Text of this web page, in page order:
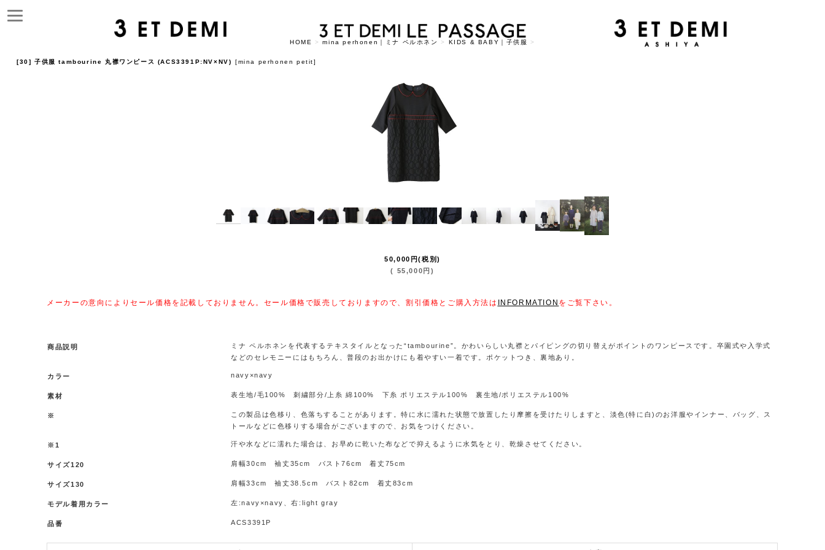
HOME > mina perhonen｜ミナ ペルホネン > KIDS & BABY｜子供服 >
[30] 子供服 tambourine 丸襟ワンピース (ACS3391P:NV×NV) [mina perhonen petit]
50,000 円(税別)
( 55,000 円 )
メーカーの意向によりセール価格を記載しておりません。セール価格で販売しておりますので、割引価格とご購入方法は INFORMATION をご覧下さい。
商品説明
ミナ ペルホネンを代表するテキスタイルとなった“tambourine”。かわいらしい丸襟とパイピングの切り替えがポイントのワンピースです。卒園式や入学式
などのセレモニーにはもちろん、普段のお出かけにも着やすい一着です。ポケットつき、裏地あり。
カラー navy×navy
素材 表生地/毛100% 刺繍部分/上糸 綿100% 下糸 ポリエステル100% 裏生地/ポリエステル100%
※
この製品は色移り、色落ちすることがあります。特に水に濡れた状態で放置したり摩擦を受けたりしますと、淡色(特に白)のお洋服やインナー、バッグ、ス
トールなどに色移りする場合がございますので、お気をつけください。
※1 汗や水などに濡れた場合は、お早めに乾いた布などで抑えるように水気をとり、乾燥させてください。
サイズ120 肩幅30cm 袖丈35cm バスト76cm 着丈75cm
サイズ130 肩幅33cm 袖丈38.5cm バスト82cm 着丈83cm
モデル着用カラー 左:navy×navy、右:light gray
品番 ACS3391P